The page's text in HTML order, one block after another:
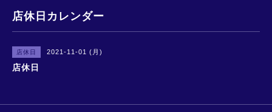
店休日カレンダー
店休日 2021-11-01 (月)
店休日